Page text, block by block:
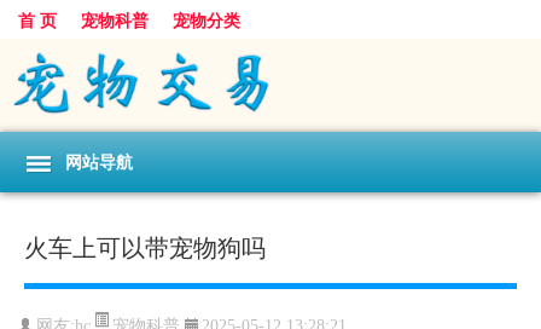
首 页 宠物科普 宠物分类
网站导航
火车上可以带宠物狗吗
宠物科普